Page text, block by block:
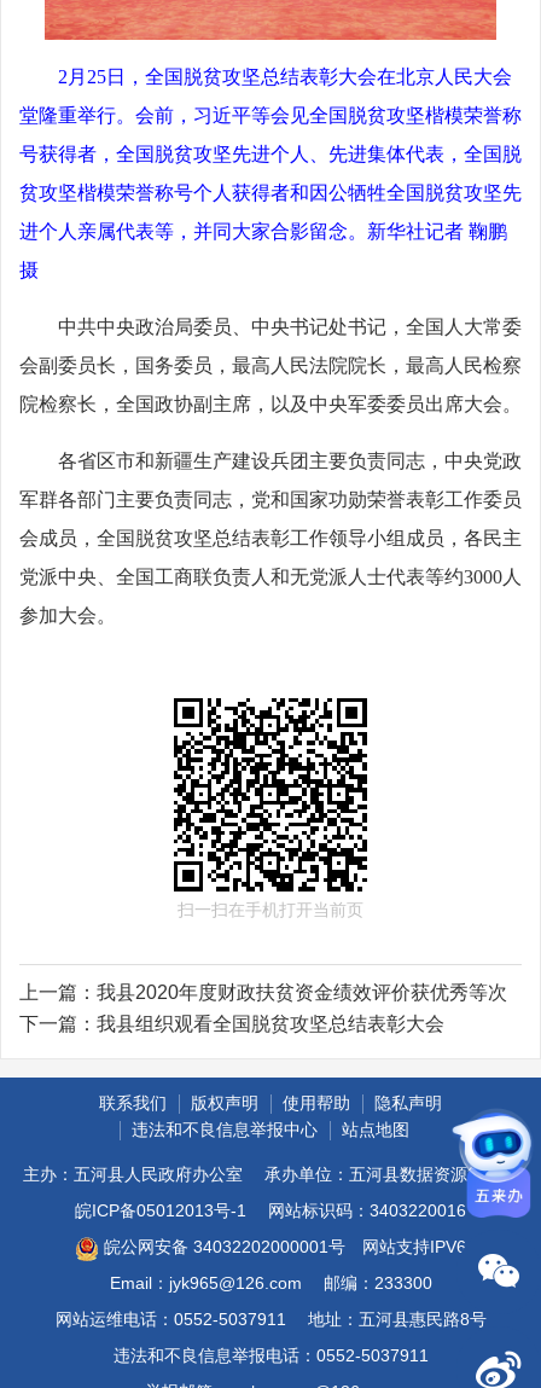
2月25日，全国脱贫攻坚总结表彰大会在北京人民大会
堂隆重举行。会前，习近平等会见全国脱贫攻坚楷模荣誉称
号获得者，全国脱贫攻坚先进个人、先进集体代表，全国脱
贫攻坚楷模荣誉称号个人获得者和因公牺牲全国脱贫攻坚先
进个人亲属代表等，并同大家合影留念。新华社记者 鞠鹏
摄
中共中央政治局委员、中央书记处书记，全国人大常委
会副委员长，国务委员，最高人民法院院长，最高人民检察
院检察长，全国政协副主席，以及中央军委委员出席大会。
各省区市和新疆生产建设兵团主要负责同志，中央党政
军群各部门主要负责同志，党和国家功勋荣誉表彰工作委员
会成员，全国脱贫攻坚总结表彰工作领导小组成员，各民主
党派中央、全国工商联负责人和无党派人士代表等约3000人
参加大会。
扫一扫在手机打开当前页
上一篇： 我县2020年度财政扶贫资金绩效评价获优秀等次
下一篇： 我县组织观看全国脱贫攻坚总结表彰大会
联系我们 版权声明 使用帮助
隐私声明
违法和不良信息举报中心
站点地图
主办：五河县人民政府办公室
承办单位：五河县数据资源管理局
皖ICP备05012013号-1
网站标识码：3403220016
皖公网安备 34032202000001号
网站支持IPV6
Email：jyk965@126.com
邮编：233300
网站运维电话：0552-5037911
地址：五河县惠民路8号
违法和不良信息举报电话：0552-5037911